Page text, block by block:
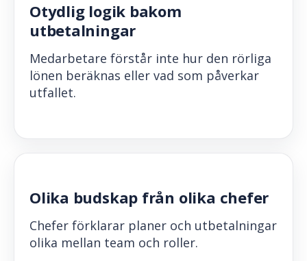
Otydlig logik bakom
utbetalningar
Medarbetare förstår inte hur den rörliga
lönen beräknas eller vad som påverkar
utfallet.
Olika budskap från olika chefer
Chefer förklarar planer och utbetalningar
olika mellan team och roller.